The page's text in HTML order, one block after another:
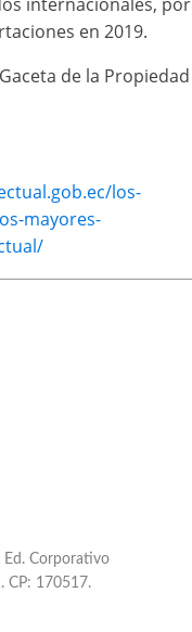
en 2019.
de la Propiedad
los-
mayores-
Ed. Corporativo
CP: 170517.